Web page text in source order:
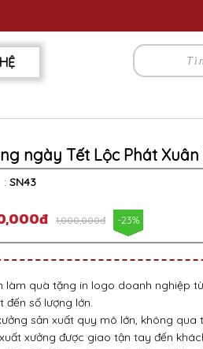
ngày Tết Lộc Phát Xuân
:SN43
1,000,000đ -23%
làm quà tặng in logo doanh nghiệp
đến số lượng lớn.
sản xuất quy mô lớn, không qua
xưởng được giao tận tay đến